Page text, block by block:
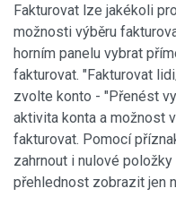
Fakturovat lze jakékoli
možnosti výběru
horním panelu vybrat
fakturovat. "Fakturovat
zvolte konto - "Přenést
aktivita konta a možnost
fakturovat. Pomocí
zahrnout i nulové
přehlednost zobrazit jen